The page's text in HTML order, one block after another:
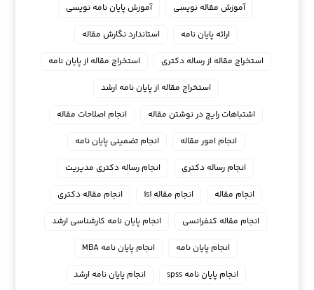
آموزش مقاله نویسی
آموزش پایان نامه نویسی
ارائه پایان نامه
استاندارد نگارش مقاله
استخراج مقاله از رساله دکتری
استخراج مقاله از پایان نامه
استخراج مقاله از پایان نامه ارشد
اشتباهات رایج در نوشتن مقاله
انجام اصلاحات مقاله
انجام امور مقاله
انجام تضمینی پایان نامه
انجام رساله دکتری
انجام رساله دکتری مدیریت
انجام مقاله
انجام مقاله isi
انجام مقاله دکتری
انجام مقاله کنفرانسی
انجام پايان نامه كارشناسي ارشد
انجام پایان نامه
انجام پایان نامه MBA
انجام پایان نامه spss
انجام پایان نامه ارشد